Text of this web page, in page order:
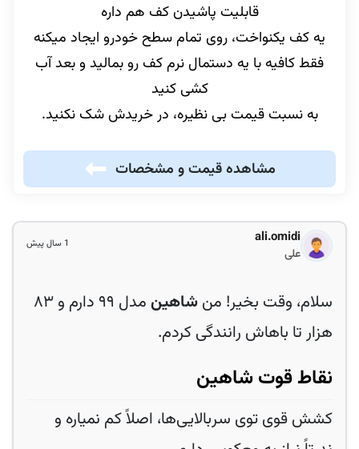
قابلیت پاشیدن کف هم داره
یه کف یکنواخت، روی تمام سطح خودرو ایجاد میکنه
فقط کافیه با یه دستمال نرم کف رو بمالید و بعد آب
کشی کنید
به نسبت قیمت بی نظیره، در خریدش شک نکنید.
مشاهده قیمت و مشخصات
ali.omidi
علی
1 سال پیش
سلام، وقت بخیر! منشاهین
مدل ۹۹ دارم و ۸۳
هزار تا باهاش رانندگی کردم.
نقاط قوت شاهین
کشش قوی توی سربالایی‌ها، اصلاً کم نمیاره و